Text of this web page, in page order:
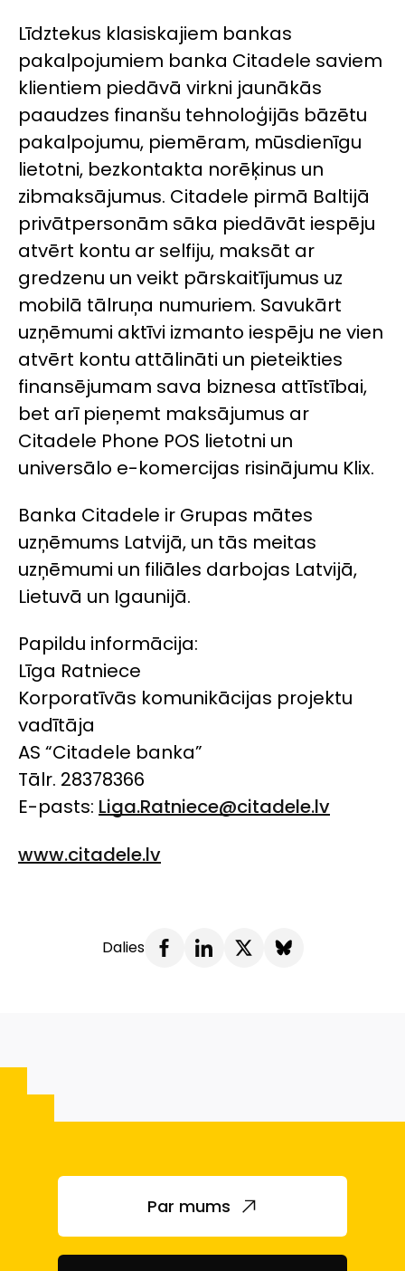
Līdztekus klasiskajiem bankas
pakalpojumiem banka Citadele saviem
klientiem piedāvā virkni jaunākās
paaudzes finanšu tehnoloģijās bāzētu
pakalpojumu, piemēram, mūsdienīgu
lietotni, bezkontakta norēķinus un
zibmaksājumus. Citadele pirmā Baltijā
privātpersonām sāka piedāvāt iespēju
atvērt kontu ar selfiju, maksāt ar
gredzenu un veikt pārskaitījumus uz
mobilā tālruņa numuriem. Savukārt
uzņēmumi aktīvi izmanto iespēju ne vien
atvērt kontu attālināti un pieteikties
finansējumam sava biznesa attīstībai,
bet arī pieņemt maksājumus ar
Citadele Phone POS lietotni un
universālo e-komercijas risinājumu Klix.
Banka Citadele ir Grupas mātes
uzņēmums Latvijā, un tās meitas
uzņēmumi un filiāles darbojas Latvijā,
Lietuvā un Igaunijā.
Papildu informācija:
Līga Ratniece
Korporatīvās komunikācijas projektu
vadītāja
AS “Citadele banka”
Tālr. 28378366
E-pasts: Liga.Ratniece@citadele.lv
www.citadele.lv
Dalies
Par mums